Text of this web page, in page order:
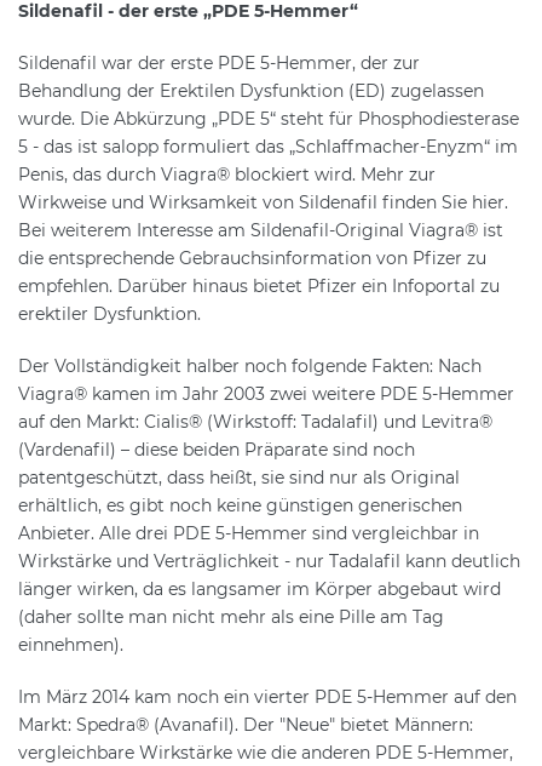
Sildenafil - der erste „PDE 5-Hemmer“
Sildenafil war der erste PDE 5-Hemmer, der zur
Behandlung der Erektilen Dysfunktion (ED) zugelassen
wurde. Die Abkürzung „PDE 5“ steht für Phosphodiesterase
5 - das ist salopp formuliert das „Schlaffmacher-Enyzm“ im
Penis, das durch Viagra® blockiert wird. Mehr zur
Wirkweise und Wirksamkeit von Sildenafil finden Sie hier.
Bei weiterem Interesse am Sildenafil-Original Viagra® ist
die entsprechende Gebrauchsinformation von Pfizer zu
empfehlen. Darüber hinaus bietet Pfizer ein Infoportal zu
erektiler Dysfunktion.
Der Vollständigkeit halber noch folgende Fakten: Nach
Viagra® kamen im Jahr 2003 zwei weitere PDE 5-Hemmer
auf den Markt: Cialis® (Wirkstoff: Tadalafil) und Levitra®
(Vardenafil) – diese beiden Präparate sind noch
patentgeschützt, dass heißt, sie sind nur als Original
erhältlich, es gibt noch keine günstigen generischen
Anbieter. Alle drei PDE 5-Hemmer sind vergleichbar in
Wirkstärke und Verträglichkeit - nur Tadalafil kann deutlich
länger wirken, da es langsamer im Körper abgebaut wird
(daher sollte man nicht mehr als eine Pille am Tag
einnehmen).
Im März 2014 kam noch ein vierter PDE 5-Hemmer auf den
Markt: Spedra® (Avanafil). Der "Neue" bietet Männern:
vergleichbare Wirkstärke wie die anderen PDE 5-Hemmer,